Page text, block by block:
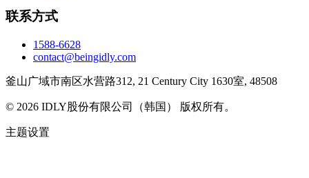
联系方式
1588-6628
contact@beingidly.com
釜山广域市南区水营路312, 21 Century City 1630室, 48508
© 2026 IDLY股份有限公司（韩国） 版权所有。
主题设置